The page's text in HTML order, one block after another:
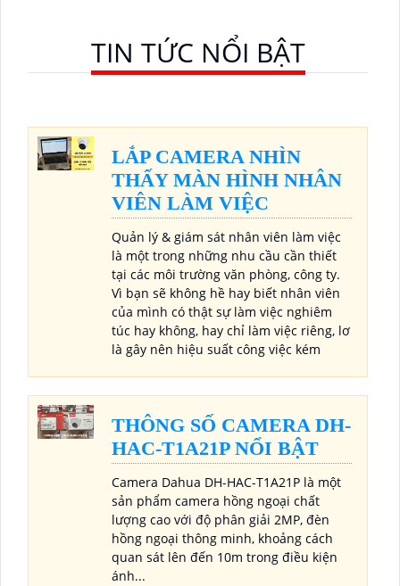
TIN TỨC NỔI BẬT
LẮP CAMERA NHÌN
THẤY MÀN HÌNH NHÂN
VIÊN LÀM VIỆC
Quản lý & giám sát nhân viên làm việc
là một trong những nhu cầu cần thiết
tại các môi trường văn phòng, công ty.
Vì bạn sẽ không hề hay biết nhân viên
của mình có thật sự làm việc nghiêm
túc hay không, hay chỉ làm việc riêng, lơ
là gây nên hiệu suất công việc kém
THÔNG SỐ CAMERA DH-
HAC-T1A21P NỔI BẬT
Camera Dahua DH-HAC-T1A21P là một
sản phẩm camera hồng ngoại chất
lượng cao với độ phân giải 2MP, đèn
hồng ngoại thông minh, khoảng cách
quan sát lên đến 10m trong điều kiện
ánh...